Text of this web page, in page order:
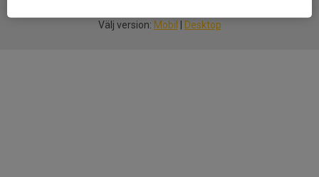
Välj version: Mobil Desktop